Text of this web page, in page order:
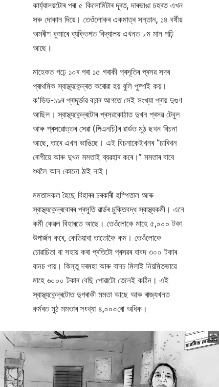
কাৰ্য্যালয়টোৰ পৰা ৫ কিলোমিটাৰ দূৰত, দাৰভাঙা চহৰত এখন
সৰু দোকান দিয়ে। তেওঁলোকৰ একমাত্ৰ সন্তান, ১৪ বৰ্ষীয়
অমৰীশ কুমাৰে ব্যক্তিগত বিদ্যালয় এখনত ৮ম মান পঢ়ি
আছে।
মাহেকত গঢ়ে ১০ৰ পৰা ১৫ গৰাকী প্ৰসূতিৰ প্ৰসৱ সদৰ
প্ৰাথমিক স্বাস্থ্যকেন্দ্ৰত কৰোৱা হয় বুলি পুষ্পাই কয়।
ক’ভিড-১৯ৰ প্ৰাদূৰ্ভাৱ বঢ়াৰ আগতে সেই সংখ্যা প্ৰায় দুগুণ
আছিল। স্বাস্থ্যকেন্দ্ৰটোৰ প্ৰসৱকোঠাত দুখন প্ৰসৱ টেবুল
আৰু প্ৰসৱোত্তৰ সেৱা (পিএনচি)ৰ ৱাৰ্ডত মুঠ ছখন বিচনা
আছে, তাৰে এখন ভাঙিছে। এই বিচনাকেইখনৰ “চাৰিখন
ৰোগীয়ে আৰু দুখন মমতাই ব্যৱহাৰ কৰে।” মমতাৰ বাবে
শুবলৈ আন কোনো ঠাই নাই।
মমতাসকল হৈছে বিহাৰৰ চৰকাৰী হস্পিতাল আৰু
স্বাস্থ্যকেন্দ্ৰবোৰৰ প্ৰসূতি ৱাৰ্ডৰ চুক্তিবদ্ধ স্বাস্থ্যকৰ্মী। এনে
কৰ্মী কেৱল বিহাৰতে আছে। তেওঁলোকে মাহে ৫,০০০ টকা
উপাৰ্জন কৰে, কেতিয়াবা তাতোকৈ কম। তেওঁলোকে
চোৱাচিতা বা সহায় কৰা প্ৰতিটো প্ৰসৱৰ বাবদ ৩০০ টকাৰ
বানচ পায়। কিন্তু দৰমহা আৰু বানচ মিলাই নিয়মিতভাৱে
মাহে ৬০০০ টকাৰ বেছি পোৱাটো তেনেই কঠিন। এই
স্বাস্থ্যকেন্দ্ৰটোত দুগৰাকী মমতা আছে আৰু ৰাজ্যখনত
কৰ্মৰত মুঠ মমতাৰ সংখ্যা ৪,০০০ৰো অধিক।